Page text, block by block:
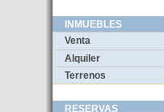
INMUEBLES
Venta
Alquiler
Terrenos
RESERVAS